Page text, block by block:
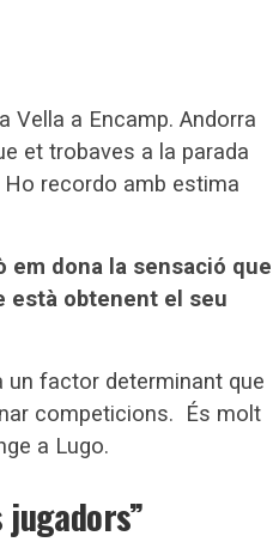
Vella a Encamp. Andorra
et trobaves a la parada
Ho recordo amb estima
em dona la sensació que
està obtenent el seu
un factor determinant que
competicions. És molt
a Lugo.